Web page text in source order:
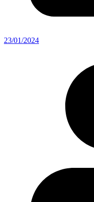
23/01/2024